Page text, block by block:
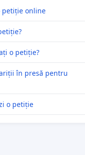
petiție online
o petiție?
în presă pentru
o petiție